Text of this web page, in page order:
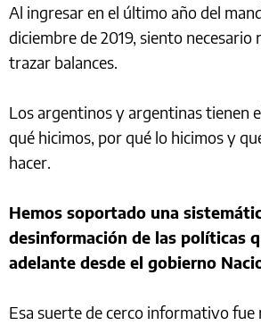
Al ingresar en el último año del
diciembre de 2019, siento necesario
trazar balances.
Los argentinos y argentinas tienen
qué hicimos, por qué lo hicimos y
hacer.
Hemos soportado una
desinformación de las políticas
adelante desde el gobierno
Esa suerte de cerco informativo fue